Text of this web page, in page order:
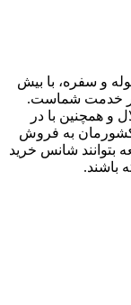
و سفره، با بیش
در خدمت شماست.
و همچنین با در
به فروش
شانس خرید
باشند.